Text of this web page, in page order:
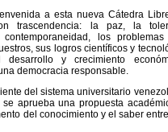
a esta nueva Cátedra
trascendencia: la paz, la
los
sus logros científicos y
desarrollo y crecimiento
democracia responsable.
del sistema universitario
aprueba una propuesta
del conocimiento y el saber